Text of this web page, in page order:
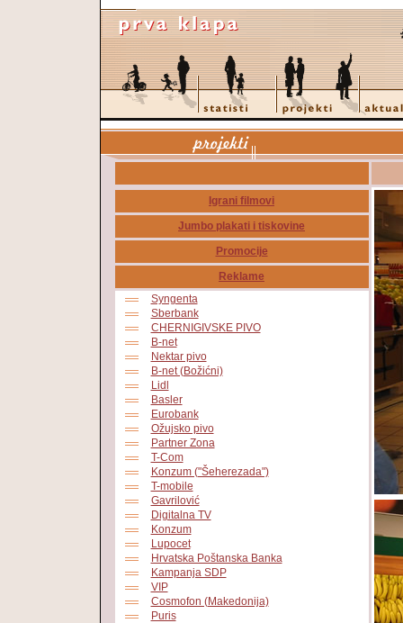
Igrani filmovi
Jumbo plakati i tiskovine
Promocije
Reklame
Syngenta
Sberbank
CHERNIGIVSKE PIVO
B-net
Nektar pivo
B-net (Božićni)
Lidl
Basler
Eurobank
Ožujsko pivo
Partner Zona
T-Com
Konzum ("Šeherezada")
T-mobile
Gavrilović
Digitalna TV
Konzum
Lupocet
Hrvatska Poštanska Banka
Kampanja SDP
VIP
Cosmofon (Makedonija)
Puris